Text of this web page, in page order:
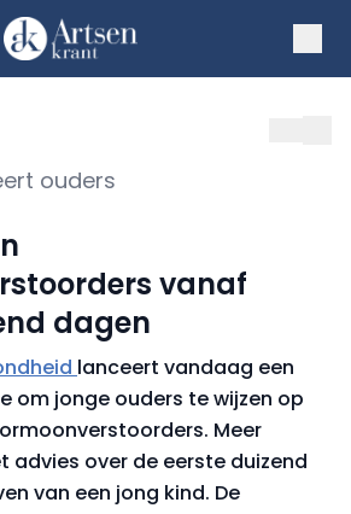
ouders
vanaf
dagen
lanceert vandaag een
om jonge ouders te wijzen op
Meer
advies over de eerste duizend
van een jong kind. De